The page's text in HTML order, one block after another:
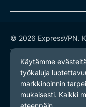
© 2026 ExpressVPN.
Yksityisyyskäytäntö
Palveluehdot
Evästeasetukset